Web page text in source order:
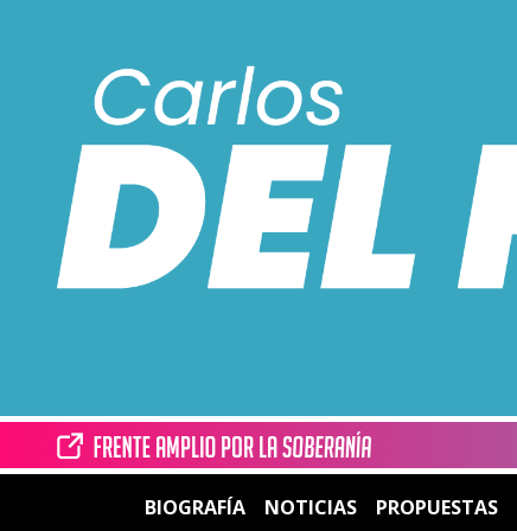
BIOGRAFÍA NOTICIAS PROPUESTAS